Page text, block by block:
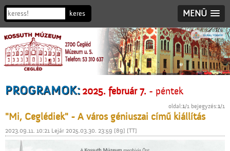
MENÜ
PROGRAMOK:2025. február 7. - péntek
oldal:1/1 bejegyzés:1/1
"Mi, Ceglédiek" - A város géniuszai című kiállítás
2023.09.11. 10:21 Lejár 2025.03.30. 23:59 [89] [TT]